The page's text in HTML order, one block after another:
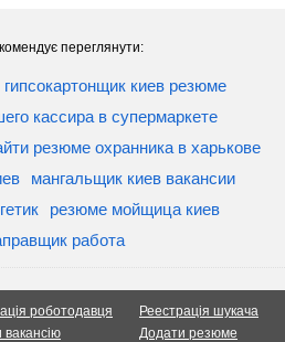
переглянути:
гипсокартонщик киев резюме
кассира в супермаркете
резюме охранника в харькове
мангальщик киев вакансии
резюме мойщица киев
работа
роботодавця
Реестрація шукача
Додати резюме